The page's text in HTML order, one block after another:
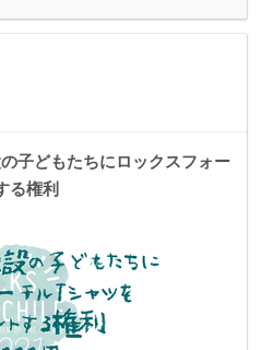
子どもたちにロックスフォー
る権利